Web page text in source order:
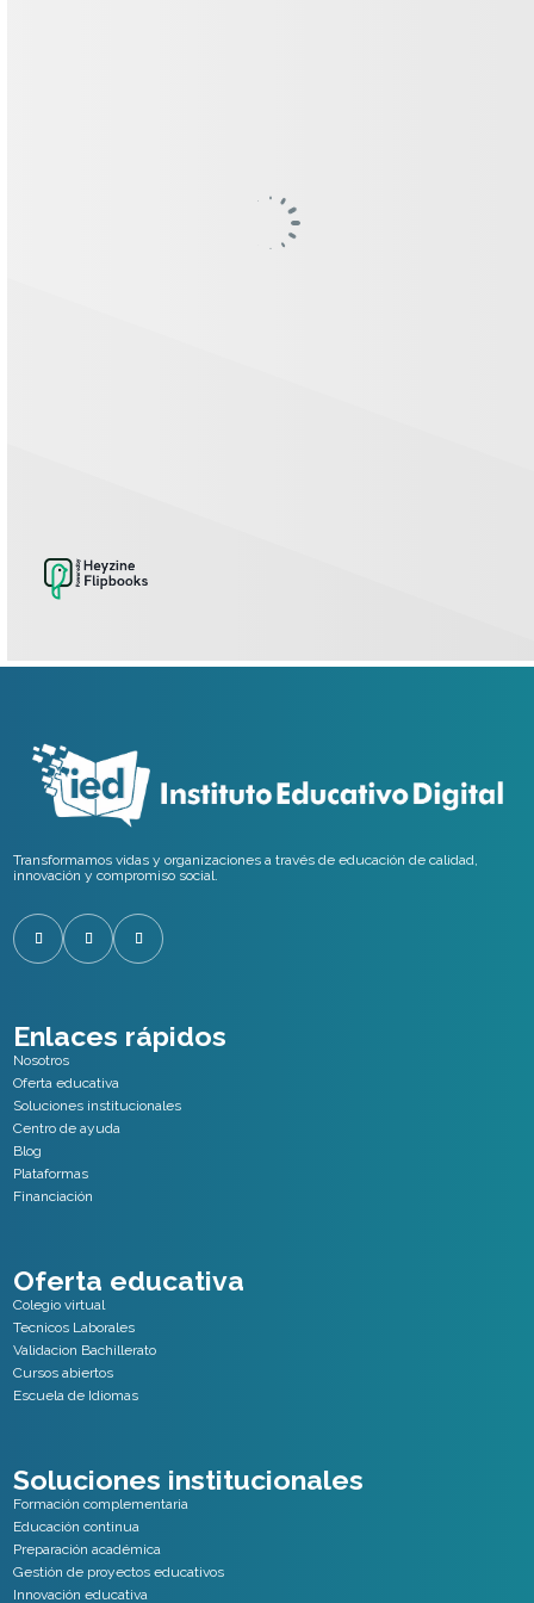
Transformamos vidas y organizaciones a través de educación de calidad,
innovación y compromiso social.
Enlaces rápidos
Nosotros
Oferta educativa
Soluciones institucionales
Centro de ayuda
Blog
Plataformas
Financiación
Oferta educativa
Colegio virtual
Tecnicos Laborales
Validacion Bachillerato
Cursos abiertos
Escuela de Idiomas
Soluciones institucionales
Formación complementaria
Educación continua
Preparación académica
Gestión de proyectos educativos
Innovación educativa